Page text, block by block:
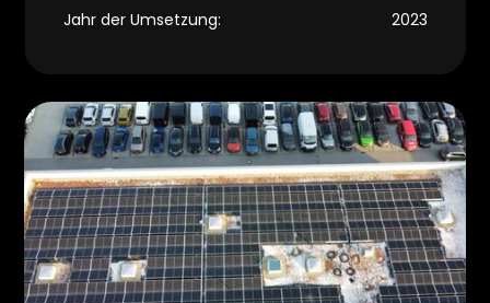
Jahr der Umsetzung: 2023